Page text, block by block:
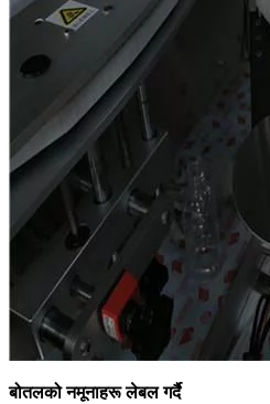
बोतलको नमूनाहरू लेबल गर्दै